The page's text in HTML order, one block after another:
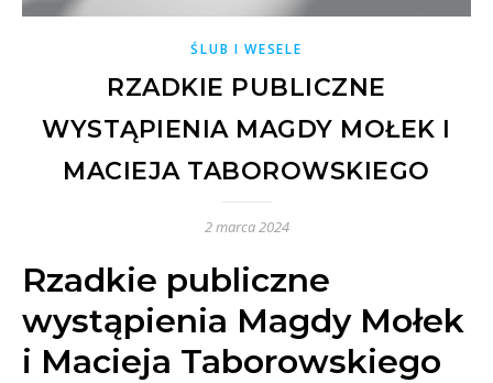
ŚLUB I WESELE
RZADKIE PUBLICZNE
WYSTĄPIENIA MAGDY MOŁEK I
MACIEJA TABOROWSKIEGO
2 marca 2024
Rzadkie publiczne
wystąpienia Magdy Mołek
i Macieja Taborowskiego